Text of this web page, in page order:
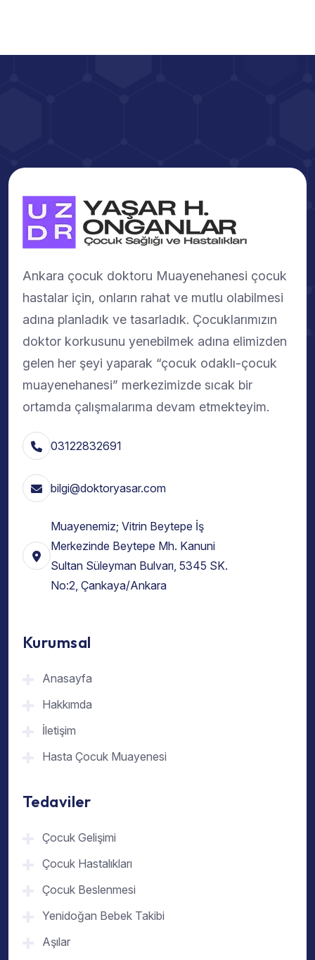
Ankara çocuk doktoru Muayenehanesi çocuk
hastalar için, onların rahat ve mutlu olabilmesi
adına planladık ve tasarladık. Çocuklarımızın
doktor korkusunu yenebilmek adına elimizden
gelen her şeyi yaparak “çocuk odaklı-çocuk
muayenehanesi” merkezimizde sıcak bir
ortamda çalışmalarıma devam etmekteyim.
03122832691
bilgi@doktoryasar.com
Muayenemiz; Vitrin Beytepe İş
Merkezinde Beytepe Mh. Kanuni
Sultan Süleyman Bulvarı, 5345 SK.
No:2, Çankaya/Ankara
Kurumsal
Anasayfa
Hakkımda
İletişim
Hasta Çocuk Muayenesi
Tedaviler
Çocuk Gelişimi
Çocuk Hastalıkları
Çocuk Beslenmesi
Yenidoğan Bebek Takibi
Aşılar